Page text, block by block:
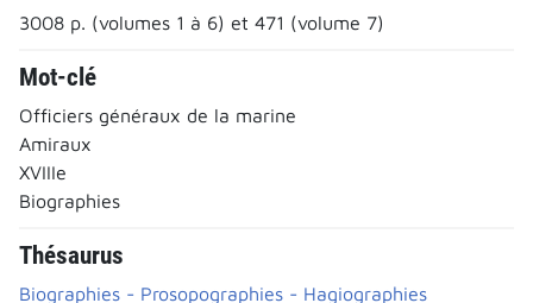
3008 p. (volumes 1 à 6) et 471 (volume 7)
Mot-clé
Officiers généraux de la marine
Amiraux
XVIIIe
Biographies
Thésaurus
Biographies - Prosopographies - Hagiographies